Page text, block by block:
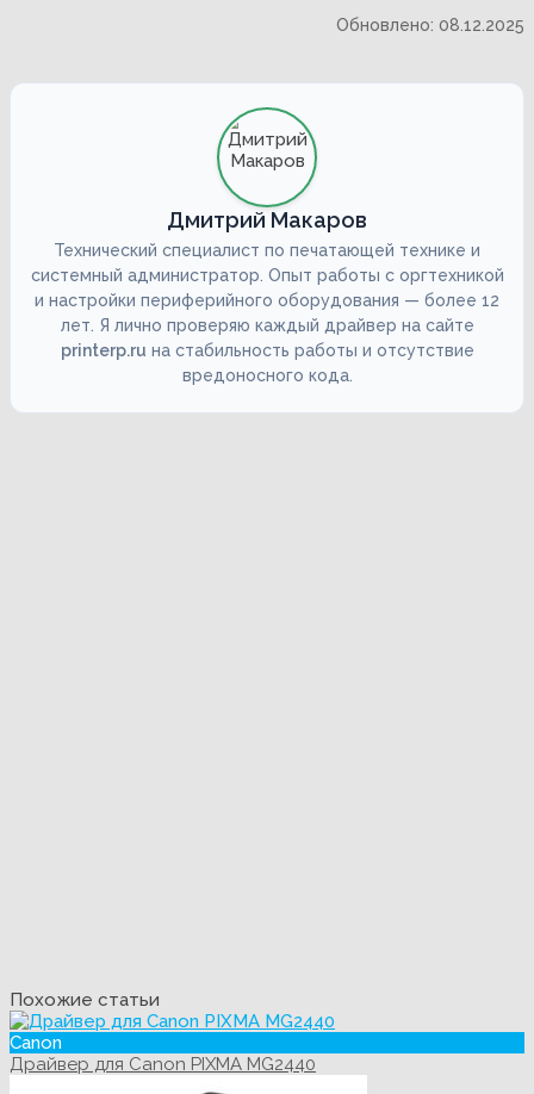
Обновлено: 08.12.2025
Дмитрий Макаров
Технический специалист по печатающей технике и
системный администратор. Опыт работы с оргтехникой
и настройки периферийного оборудования — более 12
лет. Я лично проверяю каждый драйвер на сайте
printerp.ru на стабильность работы и отсутствие
вредоносного кода.
Похожие статьи
Canon
Драйвер для Canon PIXMA MG2440